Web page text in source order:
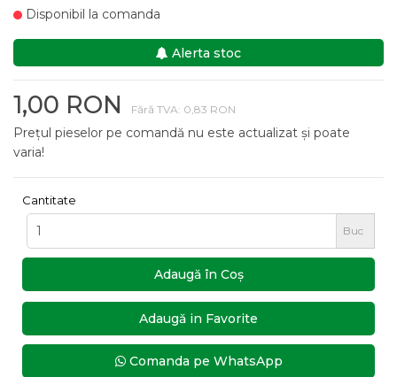
Disponibil la comanda
Alerta stoc
1,00 RON Fără TVA: 0,83 RON
Prețul pieselor pe comandă nu este actualizat și poate
varia!
Cantitate
Buc
Adaugă în Coş
Adaugă in Favorite
Comanda pe WhatsApp